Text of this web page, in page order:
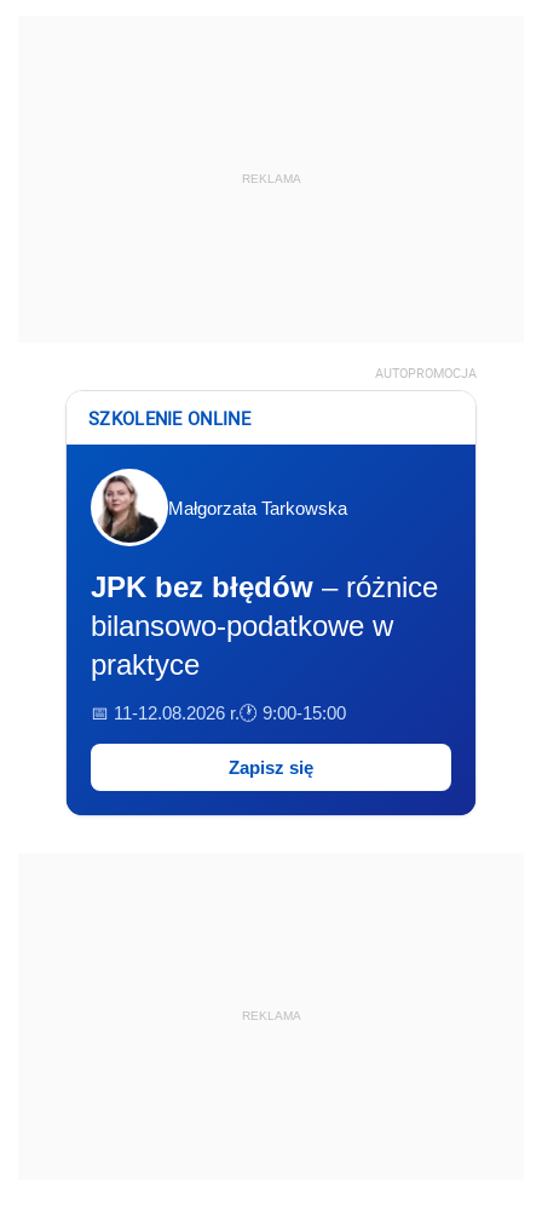
REKLAMA
AUTOPROMOCJA
SZKOLENIE ONLINE
Małgorzata Tarkowska
JPK bez błędów – różnice
bilansowo-podatkowe w
praktyce
📅 11-12.08.2026 r.🕐 9:00-15:00
Zapisz się
REKLAMA